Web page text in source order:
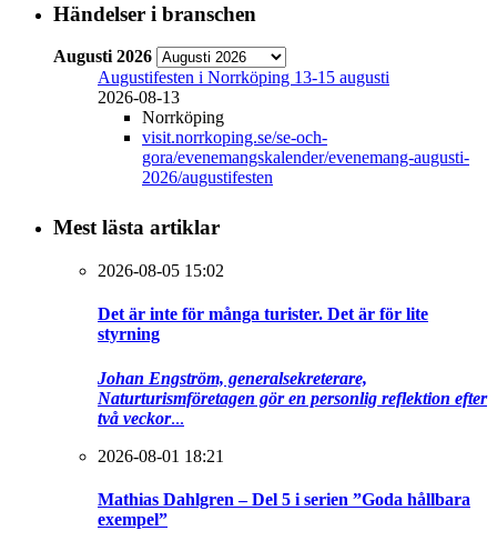
Händelser i branschen
Augusti 2026
Augustifesten i Norrköping 13-15 augusti
2026-08-13
Norrköping
visit.norrkoping.se/se-och-
gora/evenemangskalender/evenemang-augusti-
2026/augustifesten
Mest lästa artiklar
2026-08-05 15:02
Det är inte för många turister. Det är för lite
styrning
Johan Engström, generalsekreterare,
Naturturismföretagen gör en personlig reflektion efter
två veckor...
2026-08-01 18:21
Mathias Dahlgren – Del 5 i serien ”Goda hållbara
exempel”